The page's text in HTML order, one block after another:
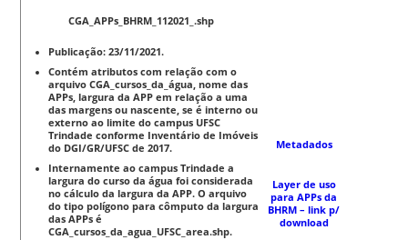
CGA_APPs_BHRM_112021_.shp
Publicação: 23/11/2021.
Contém atributos com relação com o
arquivo CGA_cursos_da_água, nome das
APPs, largura da APP em relação a uma
das margens ou nascente, se é interno ou
externo ao limite do campus UFSC
Trindade conforme Inventário de Imóveis
do DGI/GR/UFSC de 2017.
Internamente ao campus Trindade a
largura do curso da água foi considerada
no cálculo da largura da APP. O arquivo
do tipo polígono para cômputo da largura
das APPs é
CGA_cursos_da_agua_UFSC_area.shp.
Metadados
Layer de uso
para APPs da
BHRM – link p/
download